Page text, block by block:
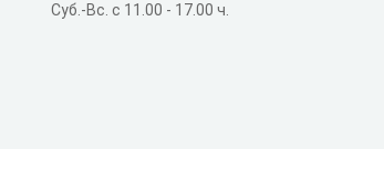
Суб.-Вс. с 11.00 - 17.00 ч.